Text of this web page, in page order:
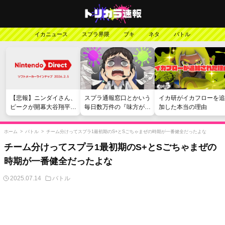
イカニュース スプラ界隈 ブキ ネタ バトル
【悲報】ニンダイさん、
ピークが開幕大谷翔平の
がっかりダイレクトだっ
たと言われてしまう
スプラ通報窓口とかいう
毎日数万件の『味方が弱
い』愚痴を読まされる苦
行
イカ研がイカフローを追
加した本当の理由
ホーム > バトル > チーム分けってスプラ1最初期のS+とSごちゃまぜの時期が一番健全だったよな
チーム分けってスプラ1最初期のS+とSごちゃまぜの
時期が一番健全だったよな
2025.07.14 バトル